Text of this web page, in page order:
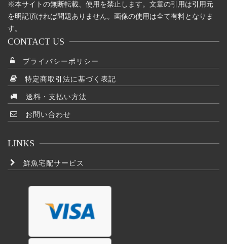
※本サイトの無断転載、使用を禁止します。文章の引用は引用元
を明記頂ければ問題ありません。画像の使用は全て有料となりま
す。
CONTACT US
プライバシーポリシー
特定商取引法に基づく表記
送料・支払い方法
お問い合わせ
LINKS
鮮魚宅配サービス